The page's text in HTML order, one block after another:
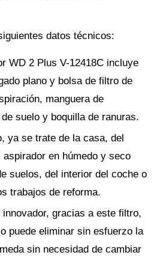
datos técnicos:
WD 2 Plus V-12418C incluye
plano y bolsa de filtro de
manguera de
suelo y boquilla de ranuras.
ya se trate de la casa, del
en húmedo y seco
suelos, del interior del coche o
trabajos de reforma.
innovador, gracias a este filtro,
puede eliminar sin esfuerzo la
sin necesidad de cambiar